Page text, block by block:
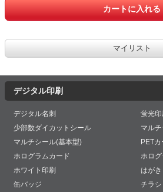
デジタル印刷
デジタル名刺
蛍光印
少部数ダイカットシール
マル
マルチシール(基本型)
PETカ
ホログラムカード
ホログ
ホワイト印刷
はがき
缶バッジ
チラシ